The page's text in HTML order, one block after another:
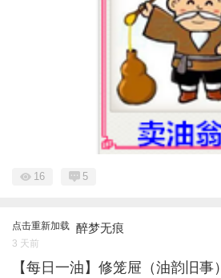
16 5
点击重新加载 醉梦无痕
3 天前
【每日一油】修笼屉（油韵旧事）